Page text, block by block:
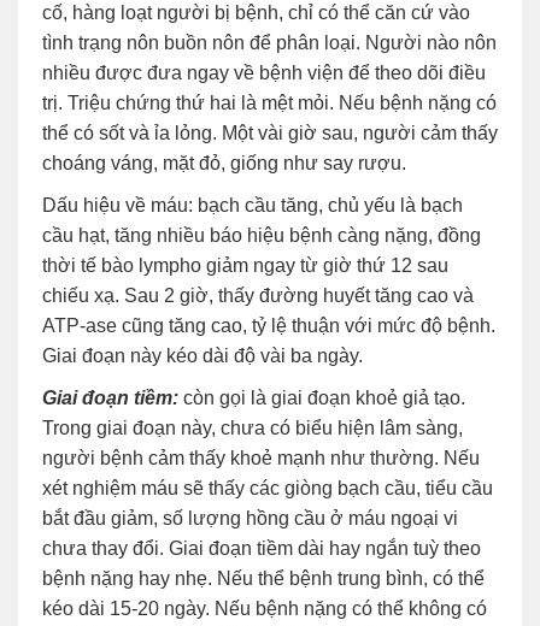
cố, hàng loạt người bị bệnh, chỉ có thể căn cứ vào
tình trạng nôn buồn nôn để phân loại. Người nào nôn
nhiều được đưa ngay về bệnh viện để theo dõi điều
trị. Triệu chứng thứ hai là mệt mỏi. Nếu bệnh nặng có
thể có sốt và ỉa lỏng. Một vài giờ sau, người cảm thấy
choáng váng, mặt đỏ, giống như say rượu.
Dấu hiệu về máu: bạch cầu tăng, chủ yếu là bạch
cầu hạt, tăng nhiều báo hiệu bệnh càng nặng, đồng
thời tế bào lympho giảm ngay từ giờ thứ 12 sau
chiếu xạ. Sau 2 giờ, thấy đường huyết tăng cao và
ATP-ase cũng tăng cao, tỷ lệ thuận với mức độ bệnh.
Giai đoạn này kéo dài độ vài ba ngày.
Giai đoạn tiềm: còn gọi là giai đoạn khoẻ giả tạo.
Trong giai đoạn này, chưa có biểu hiện lâm sàng,
người bệnh cảm thấy khoẻ mạnh như thường. Nếu
xét nghiệm máu sẽ thấy các giòng bạch cầu, tiểu cầu
bắt đầu giảm, số lượng hồng cầu ở máu ngoại vi
chưa thay đổi. Giai đoạn tiềm dài hay ngắn tuỳ theo
bệnh nặng hay nhẹ. Nếu thể bệnh trung bình, có thể
kéo dài 15-20 ngày. Nếu bệnh nặng có thể không có